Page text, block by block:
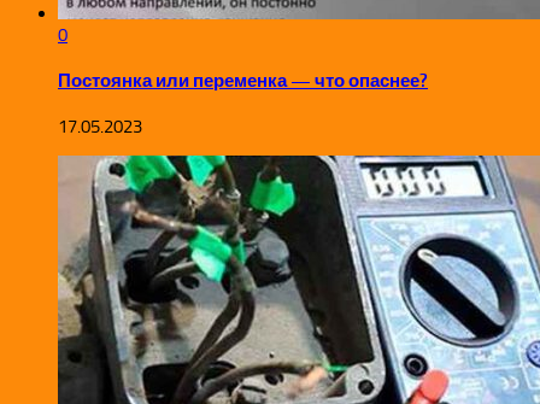
0
Постоянка или переменка — что опаснее?
17.05.2023